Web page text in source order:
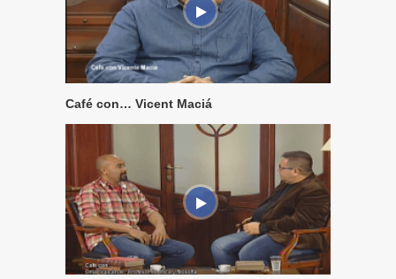
Café con… Vicent Maciá